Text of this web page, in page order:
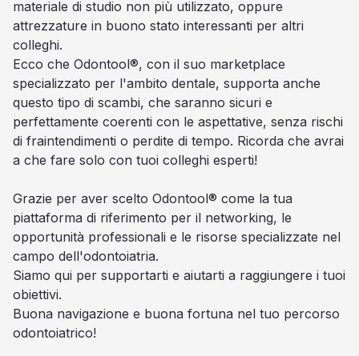
materiale di studio non più utilizzato, oppure
attrezzature in buono stato interessanti per altri
colleghi.
Ecco che Odontool®, con il suo marketplace
specializzato per l'ambito dentale, supporta anche
questo tipo di scambi, che saranno sicuri e
perfettamente coerenti con le aspettative, senza rischi
di fraintendimenti o perdite di tempo. Ricorda che avrai
a che fare solo con tuoi colleghi esperti!
Grazie per aver scelto Odontool® come la tua
piattaforma di riferimento per il networking, le
opportunità professionali e le risorse specializzate nel
campo dell'odontoiatria.
Siamo qui per supportarti e aiutarti a raggiungere i tuoi
obiettivi.
Buona navigazione e buona fortuna nel tuo percorso
odontoiatrico!